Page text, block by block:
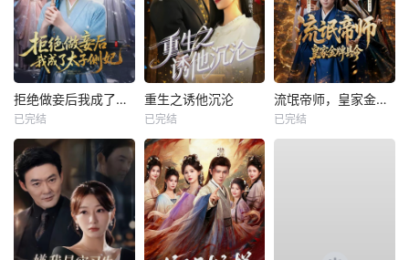
拒绝做妾后我成了太子侧妃
已完结
重生之诱他沉沦
已完结
流氓帝师，皇家金牌县令
已完结